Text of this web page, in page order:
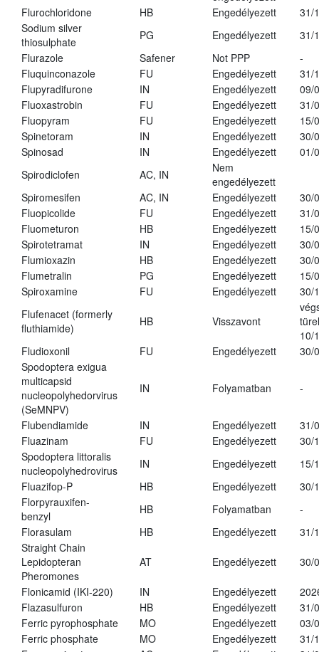
Flurochloridone
HB Engedélyezett
31/
Sodium silver
thiosulphate
PG Engedélyezett
31/
Flurazole
Safener Not PPP
-
Fluquinconazole
FU Engedélyezett
31/
Flupyradifurone
IN Engedélyezett
09/
Fluoxastrobin
FU Engedélyezett
31/
Fluopyram
FU Engedélyezett
15/
Spinetoram
IN Engedélyezett
30/
Spinosad
IN Engedélyezett
01/
Spirodiclofen
AC, IN
Nem
engedélyezett
Spiromesifen
AC, IN Engedélyezett
30/
Fluopicolide
FU Engedélyezett
31/
Fluometuron
HB Engedélyezett
15/
Spirotetramat
IN Engedélyezett
30/
Flumioxazin
HB Engedélyezett
30/
Flumetralin
PG Engedélyezett
15/
Spiroxamine
FU Engedélyezett
30/
Flufenacet (formerly
fluthiamide)
HB Visszavont
10/
Fludioxonil
FU Engedélyezett
30/
Spodoptera exigua
multicapsid
nucleopolyhedorvirus
(SeMNPV)
IN Folyamatban -
Flubendiamide IN Engedélyezett
31/
Fluazinam
FU Engedélyezett
30/
Spodoptera littoralis
nucleopolyhedrovirus
IN Engedélyezett
15/
Fluazifop-P
HB Engedélyezett
30/
Florpyrauxifen-
benzyl
HB Folyamatban
-
Florasulam
HB Engedélyezett
31/
Straight Chain
Lepidopteran
Pheromones
AT Engedélyezett 30/
Flonicamid (IKI-220) IN Engedélyezett
Flazasulfuron
HB Engedélyezett
31/
Ferric pyrophosphate
MO Engedélyezett
03/
Ferric phosphate
MO Engedélyezett
31/